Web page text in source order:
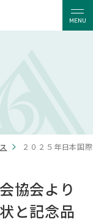
MENU
２０２５年日本国
協会より
と記念品